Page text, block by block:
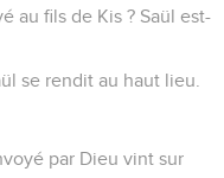
au fils de Kis ? Saül est-
se rendit au haut lieu.
par Dieu vint sur